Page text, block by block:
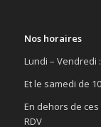
Nos horaires
Lundi – Vendredi
Et le samedi de
En dehors de
RDV